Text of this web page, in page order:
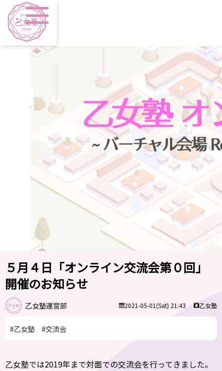
５月４日「オンライン交流会第０回」
開催のお知らせ
乙女塾運営部 2021-05-01(Sat) 21:43 乙女塾
#乙女塾 #交流会
乙女塾では2019年まで対面での交流会を行ってきました。